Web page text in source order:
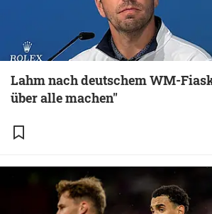
Lahm nach deutschem WM-
über alle machen"